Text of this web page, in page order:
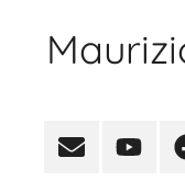
Email Youtube